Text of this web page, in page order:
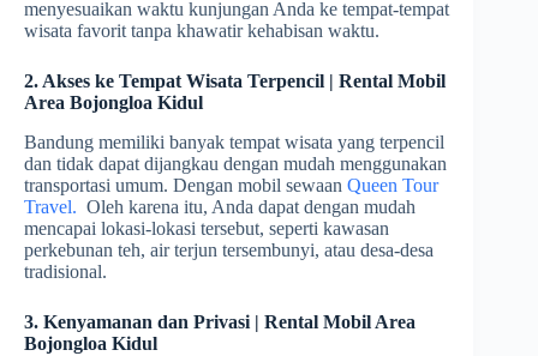
menyesuaikan waktu kunjungan Anda ke tempat-tempat
wisata favorit tanpa khawatir kehabisan waktu.
2. Akses ke Tempat Wisata Terpencil | Rental Mobil
Area Bojongloa Kidul
Bandung memiliki banyak tempat wisata yang terpencil
dan tidak dapat dijangkau dengan mudah menggunakan
transportasi umum. Dengan mobil sewaan Queen Tour
Travel. Oleh karena itu, Anda dapat dengan mudah
mencapai lokasi-lokasi tersebut, seperti kawasan
perkebunan teh, air terjun tersembunyi, atau desa-desa
tradisional.
3. Kenyamanan dan Privasi | Rental Mobil Area
Bojongloa Kidul